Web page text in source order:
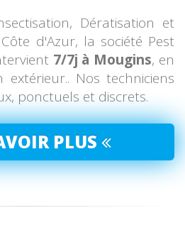
Dératisation et
d'Azur, la société Pest
7/7j à Mougins, en
Nos techniciens
ponctuels et discrets.
PLUS